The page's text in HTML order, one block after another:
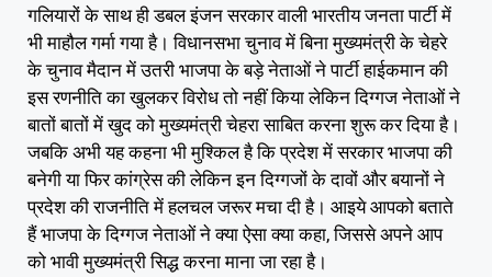
गलियारों के साथ ही डबल इंजन सरकार वाली भारतीय जनता पार्टी में
भी माहौल गर्मा गया है। विधानसभा चुनाव में बिना मुख्यमंत्री के चेहरे
के चुनाव मैदान में उतरी भाजपा के बड़े नेताओं ने पार्टी हाईकमान की
इस रणनीति का खुलकर विरोध तो नहीं किया लेकिन दिग्गज नेताओं ने
बातों बातों में खुद को मुख्यमंत्री चेहरा साबित करना शुरू कर दिया है।
जबकि अभी यह कहना भी मुश्किल है कि प्रदेश में सरकार भाजपा की
बनेगी या फिर कांग्रेस की लेकिन इन दिग्गजों के दावों और बयानों ने
प्रदेश की राजनीति में हलचल जरूर मचा दी है। आइये आपको बताते
हैं भाजपा के दिग्गज नेताओं ने क्या ऐसा क्या कहा, जिससे अपने आप
को भावी मुख्यमंत्री सिद्ध करना माना जा रहा है।